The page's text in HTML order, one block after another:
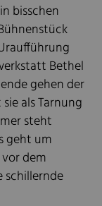
bisschen
Bethel
gehen der
als Tarnung
steht
geht um
dem
schillernde